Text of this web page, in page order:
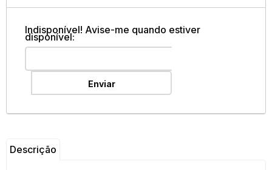
Indisponível! Avise-me quando estiver
disponível:
Enviar
Descrição